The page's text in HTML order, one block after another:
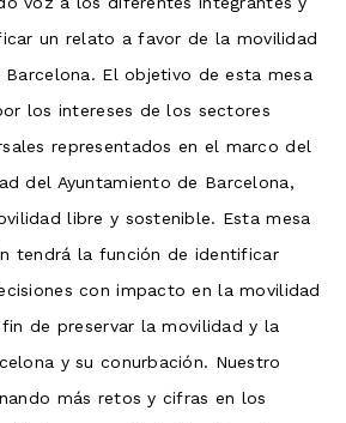
un relato a favor de la movilidad
El objetivo de esta mesa
los intereses de los sectores
representados en el marco del
del Ayuntamiento de Barcelona,
libre y sostenible. Esta mesa
tendrá la función de identificar
con impacto en la movilidad
de preservar la movilidad y la
y su conurbación. Nuestro
más retos y cifras en los